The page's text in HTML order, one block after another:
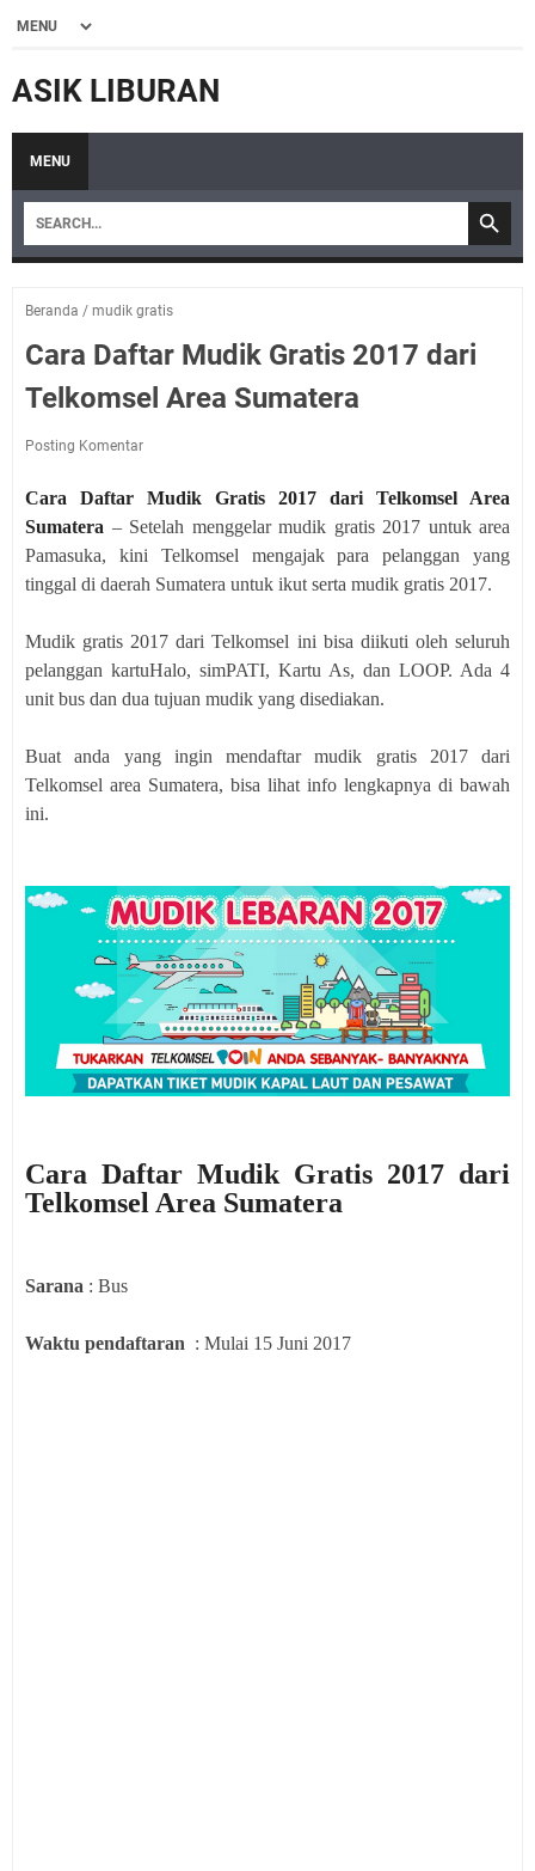
ASIK LIBURAN
MENU
Beranda / mudik gratis
Cara Daftar Mudik Gratis 2017 dari
Telkomsel Area Sumatera
Posting Komentar
Cara Daftar Mudik Gratis 2017 dari Telkomsel Area
Sumatera – Setelah menggelar mudik gratis 2017 untuk area
Pamasuka, kini Telkomsel mengajak para pelanggan yang
tinggal di daerah Sumatera untuk ikut serta mudik gratis 2017.
Mudik gratis 2017 dari Telkomsel ini bisa diikuti oleh seluruh
pelanggan kartuHalo, simPATI, Kartu As, dan LOOP. Ada 4
unit bus dan dua tujuan mudik yang disediakan.
Buat anda yang ingin mendaftar mudik gratis 2017 dari
Telkomsel area Sumatera, bisa lihat info lengkapnya di bawah
ini.
Cara Daftar Mudik Gratis 2017 dari
Telkomsel Area Sumatera
Sarana : Bus
Waktu pendaftaran : Mulai 15 Juni 2017